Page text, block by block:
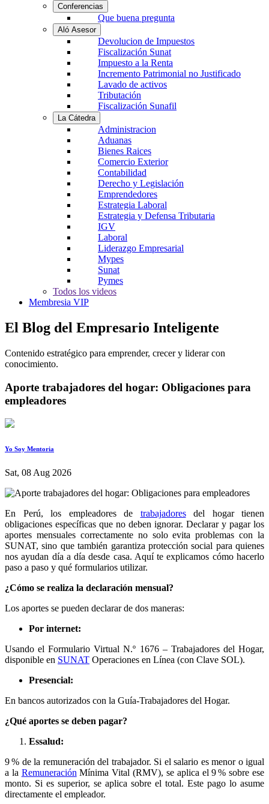
Conferencias
Que buena pregunta
Aló Asesor
Devolucion de Impuestos
Fiscalización Sunat
Impuesto a la Renta
Incremento Patrimonial no Justificado
Lavado de activos
Tributación
Fiscalización Sunafil
La Cátedra
Administracion
Aduanas
Bienes Raices
Comercio Exterior
Contabilidad
Derecho y Legislación
Emprendedores
Estrategia Laboral
Estrategia y Defensa Tributaria
IGV
Laboral
Liderazgo Empresarial
Mypes
Sunat
Pymes
Todos los videos
Membresia VIP
El Blog del Empresario Inteligente
Contenido estratégico para emprender, crecer y liderar con
conocimiento.
Aporte trabajadores del hogar: Obligaciones para
empleadores
Yo Soy Mentoria
Sat, 08 Aug 2026
En Perú, los empleadores de trabajadoresdel hogar tienen
obligaciones específicas que no deben ignorar. Declarar y pagar los
aportes mensuales correctamente no solo evita problemas con la
SUNAT, sino que también garantiza protección social para quienes
nos ayudan día a día desde casa. Aquí te explicamos cómo hacerlo
paso a paso y qué formularios utilizar.
¿Cómo se realiza la declaración mensual?
Los aportes se pueden declarar de dos maneras:
Por internet:
Usando el Formulario Virtual N.º 1676 – Trabajadores del Hogar,
disponible en SUNAT Operaciones en Línea (con Clave SOL).
Presencial:
En bancos autorizados con la Guía-Trabajadores del Hogar.
¿Qué aportes se deben pagar?
Essalud:
9 % de la remuneración del trabajador. Si el salario es menor o igual
a la Remuneración Mínima Vital (RMV), se aplica el 9 % sobre ese
monto. Si es superior, se aplica sobre el total. Este pago lo asume
directamente el empleador.